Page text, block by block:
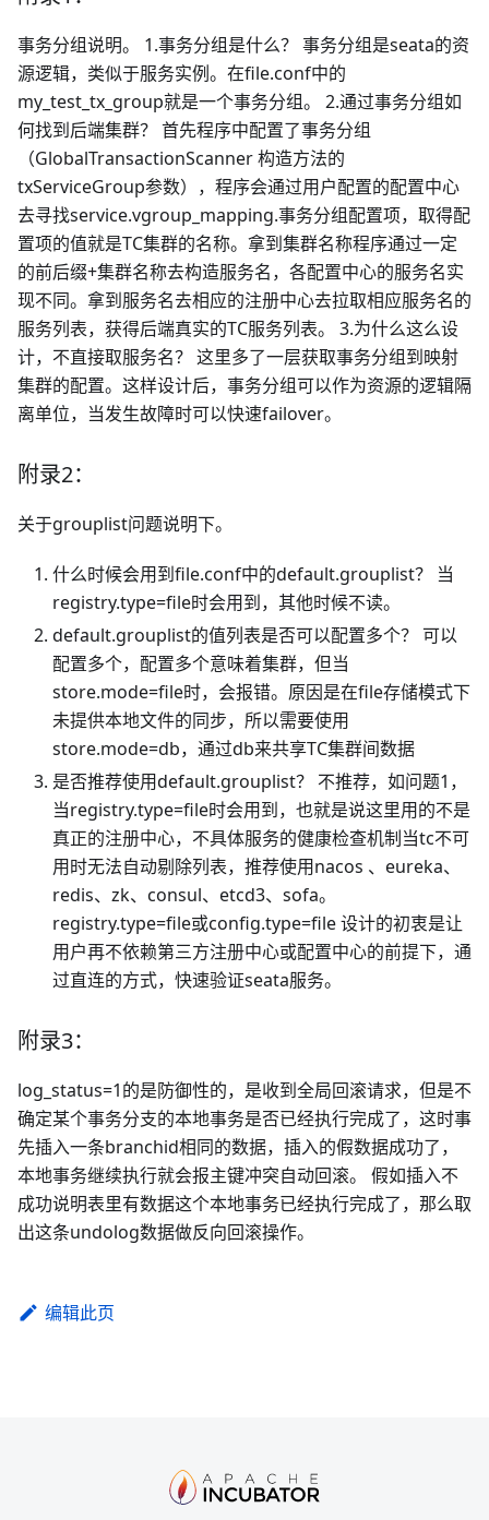
事务分组说明。 1.事务分组是什么？ 事务分组是seata的资
源逻辑，类似于服务实例。在file.conf中的
my_test_tx_group就是一个事务分组。 2.通过事务分组如
何找到后端集群？ 首先程序中配置了事务分组
（GlobalTransactionScanner 构造方法的
txServiceGroup参数），程序会通过用户配置的配置中心
去寻找service.vgroup_mapping.事务分组配置项，取得配
置项的值就是TC集群的名称。拿到集群名称程序通过一定
的前后缀+集群名称去构造服务名，各配置中心的服务名实
现不同。拿到服务名去相应的注册中心去拉取相应服务名的
服务列表，获得后端真实的TC服务列表。 3.为什么这么设
计，不直接取服务名？ 这里多了一层获取事务分组到映射
集群的配置。这样设计后，事务分组可以作为资源的逻辑隔
离单位，当发生故障时可以快速failover。
附录2：
关于grouplist问题说明下。
什么时候会用到file.conf中的default.grouplist？ 当
registry.type=file时会用到，其他时候不读。
default.grouplist的值列表是否可以配置多个？ 可以
配置多个，配置多个意味着集群，但当
store.mode=file时，会报错。原因是在file存储模式下
未提供本地文件的同步，所以需要使用
store.mode=db，通过db来共享TC集群间数据
是否推荐使用default.grouplist？ 不推荐，如问题1，
当registry.type=file时会用到，也就是说这里用的不是
真正的注册中心，不具体服务的健康检查机制当tc不可
用时无法自动剔除列表，推荐使用nacos 、eureka、
redis、zk、consul、etcd3、sofa。
registry.type=file或config.type=file 设计的初衷是让
用户再不依赖第三方注册中心或配置中心的前提下，通
过直连的方式，快速验证seata服务。
附录3：
log_status=1的是防御性的，是收到全局回滚请求，但是不
确定某个事务分支的本地事务是否已经执行完成了，这时事
先插入一条branchid相同的数据，插入的假数据成功了，
本地事务继续执行就会报主键冲突自动回滚。 假如插入不
成功说明表里有数据这个本地事务已经执行完成了，那么取
出这条undolog数据做反向回滚操作。
编辑此页